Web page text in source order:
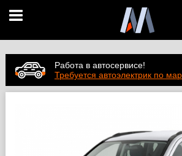
Работа в автосервисе!
Требуется автоэлектрик по